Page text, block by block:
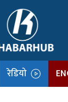
रेडियो